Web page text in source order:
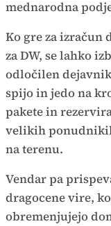
mednarodna
Ko gre za izračun
za DW, se lahko
odločilen
spijo in jedo na
pakete in
velikih
na terenu.
Vendar pa
dragocene vire,
obremenjujejo